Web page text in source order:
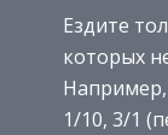
Ездите
которых
Например,
1/10, 3/1